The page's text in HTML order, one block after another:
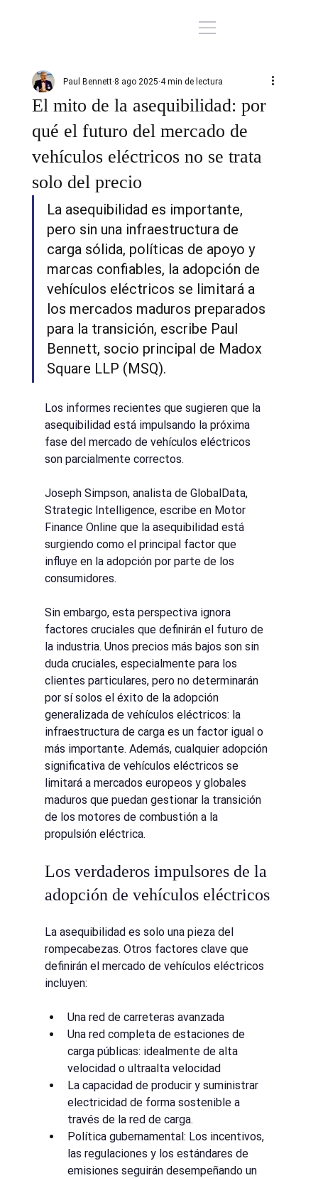
El mito de la asequibilidad: por
qué el futuro del mercado de
vehículos eléctricos no se trata
solo del precio
Paul Bennett 8 ago 2025 4 min de lectura
La asequibilidad es importante,
pero sin una infraestructura de
carga sólida, políticas de apoyo y
marcas confiables, la adopción de
vehículos eléctricos se limitará a
los mercados maduros preparados
para la transición, escribe Paul
Bennett, socio principal de Madox
Square LLP (MSQ).
Los informes recientes que sugieren que la
asequibilidad está impulsando la próxima
fase del mercado de vehículos eléctricos
son parcialmente correctos.
Joseph Simpson, analista de GlobalData,
Strategic Intelligence, escribe en Motor
Finance Online que la asequibilidad está
surgiendo como el principal factor que
influye en la adopción por parte de los
consumidores.
Sin embargo, esta perspectiva ignora
factores cruciales que definirán el futuro de
la industria. Unos precios más bajos son sin
duda cruciales, especialmente para los
clientes particulares, pero no determinarán
por sí solos el éxito de la adopción
generalizada de vehículos eléctricos: la
infraestructura de carga es un factor igual o
más importante. Además, cualquier adopción
significativa de vehículos eléctricos se
limitará a mercados europeos y globales
maduros que puedan gestionar la transición
de los motores de combustión a la
propulsión eléctrica.
Los verdaderos impulsores de la
adopción de vehículos eléctricos
La asequibilidad es solo una pieza del
rompecabezas. Otros factores clave que
definirán el mercado de vehículos eléctricos
incluyen:
Una red de carreteras avanzada
Una red completa de estaciones de
carga públicas: idealmente de alta
velocidad o ultraalta velocidad
La capacidad de producir y suministrar
electricidad de forma sostenible a
través de la red de carga.
Política gubernamental: Los incentivos,
las regulaciones y los estándares de
emisiones seguirán desempeñando un